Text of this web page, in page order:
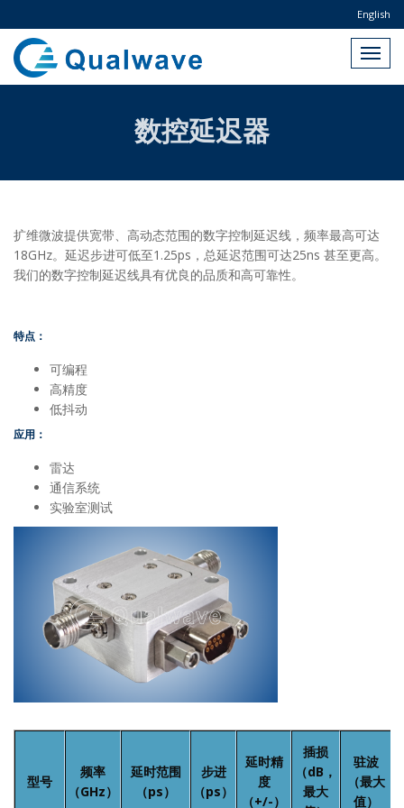
English
数控延迟器
扩维微波提供宽带、高动态范围的数字控制延迟线，频率最高可达
18GHz。延迟步进可低至1.25ps，总延迟范围可达25ns 甚至更高。
我们的数字控制延迟线具有优良的品质和高可靠性。
特点：
可编程
高精度
低抖动
应用：
雷达
通信系统
实验室测试
型号
频率
（GHz）
延时范围
（ps）
步进
（ps）
延时精
度
（+/-）
插损
（dB，
最大
驻波
（最大
值）